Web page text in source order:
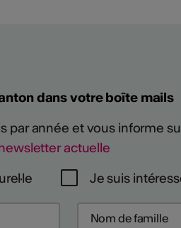
dans votre boîte mails
par année et vous informe
actuelle
Je suis